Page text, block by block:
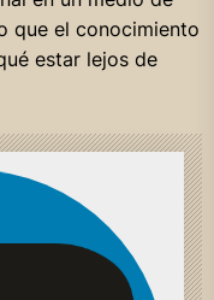
que el conocimiento
estar lejos de